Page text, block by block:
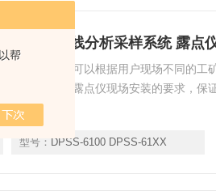
帮
气体在线分析采样系统 露点
仪采样系统可以根据用户现场不同的工
气很好地满足露点仪现场安装的要求，保
型号： DPSS-6100 DPSS-61XX